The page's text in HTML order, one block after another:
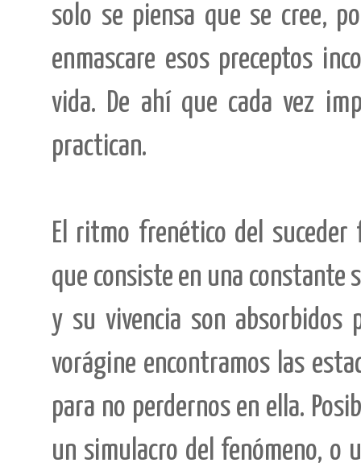
solo se piensa que se cree,
enmascare esos preceptos
vida. De ahí que cada vez
practican.
El ritmo frenético del suceder
que consiste en una constante
y su vivencia son
vorágine encontramos las
para no perdernos en ella.
un simulacro del fenómeno, o